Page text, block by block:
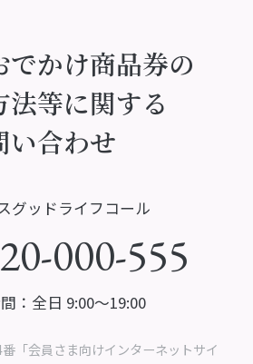
でかけ商品券の
法等に関する
い合わせ
グッドライフコール
000-555
：全日 9:00～19:00
「会員さま向けインターネットサイ